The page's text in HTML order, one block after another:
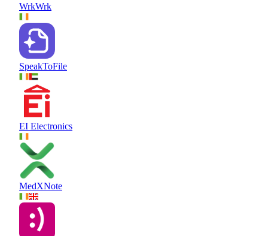
WrkWrk
SpeakToFile
EI Electronics
MedXNote